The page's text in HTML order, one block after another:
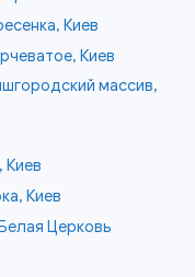
Киев
Киев
массив,
Киев
Киев
Церковь